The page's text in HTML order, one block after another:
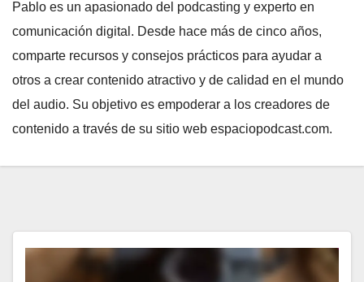
Pablo es un apasionado del podcasting y experto en
comunicación digital. Desde hace más de cinco años,
comparte recursos y consejos prácticos para ayudar a
otros a crear contenido atractivo y de calidad en el mundo
del audio. Su objetivo es empoderar a los creadores de
contenido a través de su sitio web espaciopodcast.com.